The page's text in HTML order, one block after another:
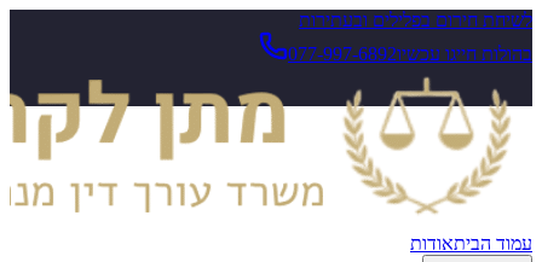
לשיחת חירום בפלילים ובעתירות
בהולות חייגו עכשיו077-997-6892
עמוד הביתאודות